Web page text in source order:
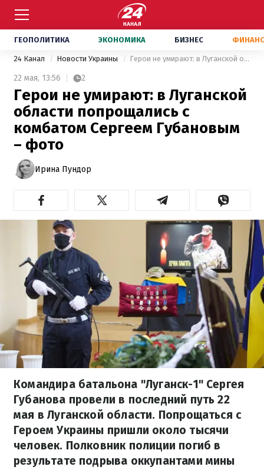
ГЕОПОЛИТИКА ЭКОНОМИКА БИЗНЕС
24 Канал Новости Украины Герои не умирают: в Луганской области попрощались с комбатом Сергеем Губановым – фото
22 мая, 13:56 2
Герои не умирают: в Луганской
области попрощались с
комбатом Сергеем Губановым
– фото
Ирина Пундор
Командира батальона "Луганск-1" Сергея
Губанова провели в последний путь 22
мая в Луганской области. Попрощаться с
Героем Украины пришли около тысячи
человек. Полковник полиции погиб в
результате подрыва оккупантами мины